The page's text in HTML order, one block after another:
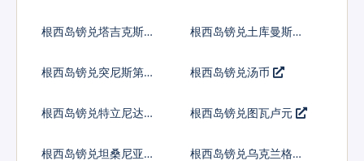
根西岛镑兑塔吉克斯坦
根西岛镑兑土库曼斯坦
根西岛镑兑突尼斯第纳
根西岛镑兑汤币
根西岛镑兑特立尼达多
根西岛镑兑图瓦卢元
根西岛镑兑坦桑尼亚先
根西岛镑兑乌克兰格里